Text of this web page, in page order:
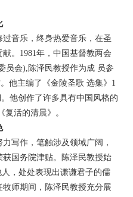
音乐，终身热爱音乐，在圣
。1981年，中国基督教两会
员会),陈泽民教授作为成 员参
他主编了《金陵圣歌 选集》 1
。他创作了许多具有中国风格的
复活的清晨》。
写作，笔触涉及领域广阔，
国务院津贴。陈泽民教授始
，处处表现出谦谦君子的儒
师期间，陈泽民教授充分展